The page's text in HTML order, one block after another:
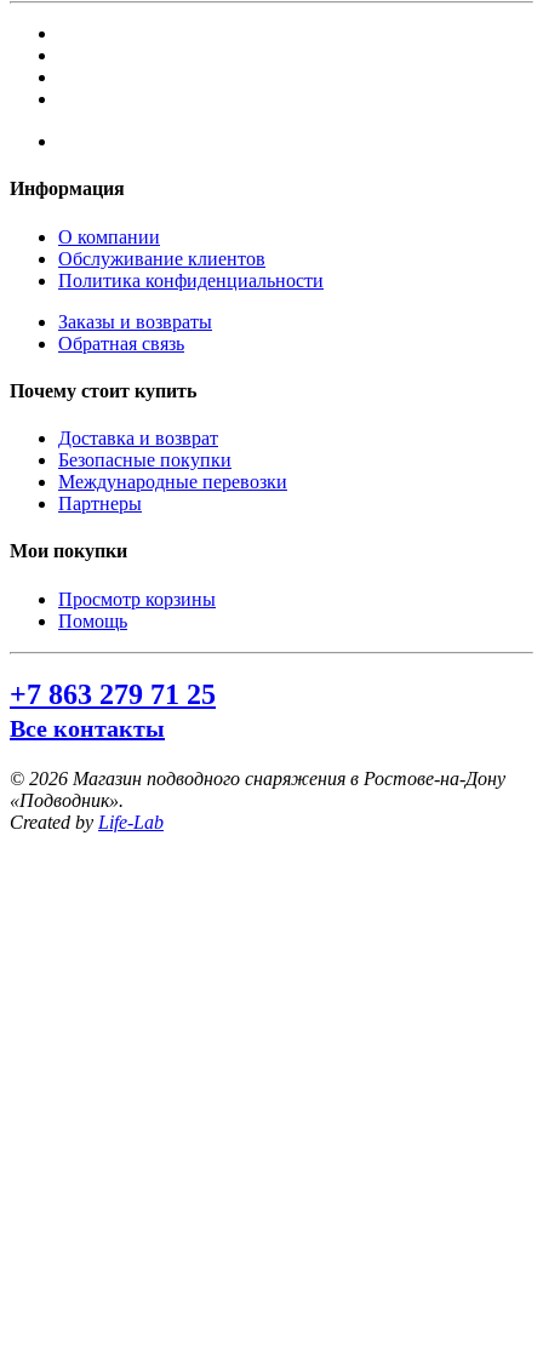
Информация
О компании
Обслуживание клиентов
Политика конфиденциальности
Заказы и возвраты
Обратная связь
Почему стоит купить
Доставка и возврат
Безопасные покупки
Международные перевозки
Партнеры
Мои покупки
Просмотр корзины
Помощь
+7 863 279 71 25
Все контакты
© 2026 Магазин подводного снаряжения в Ростове-на-Дону
«Подводник».
Created by Life-Lab